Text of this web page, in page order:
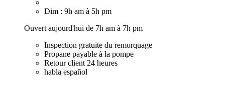
Dim : 9h am à 5h pm
Ouvert aujourd'hui de 7h am à 7h pm
Inspection gratuite du remorquage
Propane payable à la pompe
Retour client 24 heures
habla español